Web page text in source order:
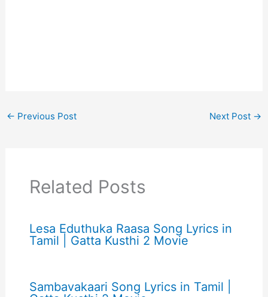
← Previous Post Next Post →
Related Posts
Lesa Eduthuka Raasa Song Lyrics in
Tamil | Gatta Kusthi 2 Movie
Sambavakaari Song Lyrics in Tamil |